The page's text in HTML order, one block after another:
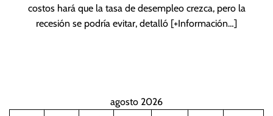
costos hará que la tasa de desempleo crezca, pero la
recesión se podría evitar, detalló [+Información…]
agosto 2026